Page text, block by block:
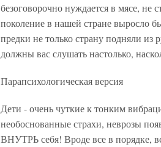
безоговорочно нуждается в мясе, не
поколение в нашей стране выросло
предки не только страну подняли
должны вас слушать настолько,
Парапсихологическая версия
Дети - очень чуткие к тонким
необоснованные страхи, неврозы
ВНУТРЬ себя! Вроде все в порядке,